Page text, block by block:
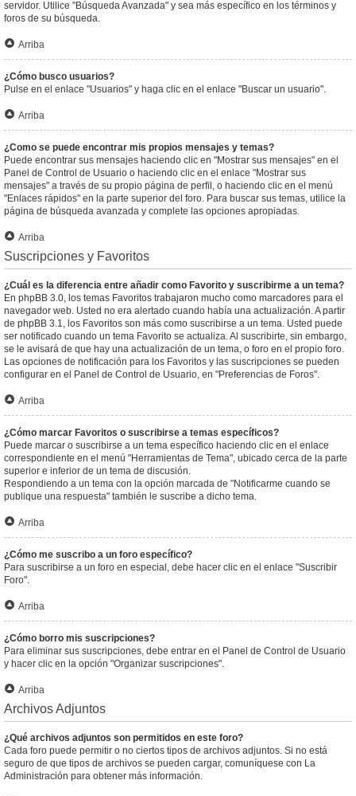
servidor. Utilice "Búsqueda Avanzada" y sea más específico en los términos y
foros de su búsqueda.
Arriba
¿Cómo busco usuarios?
Pulse en el enlace "Usuarios" y haga clic en el enlace "Buscar un usuario".
Arriba
¿Como se puede encontrar mis propios mensajes y temas?
Puede encontrar sus mensajes haciendo clic en "Mostrar sus mensajes" en el
Panel de Control de Usuario o haciendo clic en el enlace "Mostrar sus
mensajes" a través de su propio página de perfil, o haciendo clic en el menú
"Enlaces rápidos" en la parte superior del foro. Para buscar sus temas, utilice la
página de búsqueda avanzada y complete las opciones apropiadas.
Arriba
Suscripciones y Favoritos
¿Cuál es la diferencia entre añadir como Favorito y suscribirme a un tema?
En phpBB 3.0, los temas Favoritos trabajaron mucho como marcadores para el
navegador web. Usted no era alertado cuando había una actualización. A partir
de phpBB 3.1, los Favoritos son más como suscribirse a un tema. Usted puede
ser notificado cuando un tema Favorito se actualiza. Al suscribirte, sin embargo,
se le avisará de que hay una actualización de un tema, o foro en el propio foro.
Las opciones de notificación para los Favoritos y las suscripciones se pueden
configurar en el Panel de Control de Usuario, en "Preferencias de Foros".
Arriba
¿Cómo marcar Favoritos o suscribirse a temas específicos?
Puede marcar o suscribirse a un tema específico haciendo clic en el enlace
correspondiente en el menú "Herramientas de Tema", ubicado cerca de la parte
superior e inferior de un tema de discusión.
Respondiendo a un tema con la opción marcada de "Notificarme cuando se
publique una respuesta" también le suscribe a dicho tema.
Arriba
¿Cómo me suscribo a un foro específico?
Para suscribirse a un foro en especial, debe hacer clic en el enlace "Suscribir
Foro".
Arriba
¿Cómo borro mis suscripciones?
Para eliminar sus suscripciones, debe entrar en el Panel de Control de Usuario
y hacer clic en la opción "Organizar suscripciones".
Arriba
Archivos Adjuntos
¿Qué archivos adjuntos son permitidos en este foro?
Cada foro puede permitir o no ciertos tipos de archivos adjuntos. Si no está
seguro de que tipos de archivos se pueden cargar, comuníquese con La
Administración para obtener más información.